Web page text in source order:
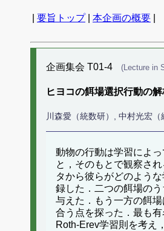
要旨トップ| 本企画の概要
企画集会 T01-4 (Lecture in
ヒヨコの餌場選択行動の
川森愛（統数研）, 中村光宏（
動物の行動は学習によ
と，そのもとで観察さ
タから彼らがどのよう
録した．二つの餌場の
与えた．もう一方の餌
合う点を探った．最も
Roth-Erev学習則を考え